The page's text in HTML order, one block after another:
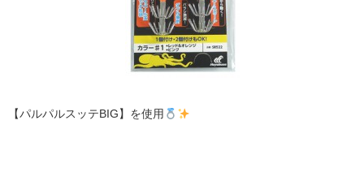
【パルパルスッテBIG】を使用